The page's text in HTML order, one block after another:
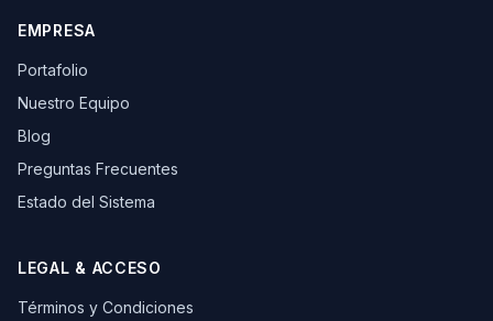
EMPRESA
Portafolio
Nuestro Equipo
Blog
Preguntas Frecuentes
Estado del Sistema
LEGAL & ACCESO
Términos y Condiciones